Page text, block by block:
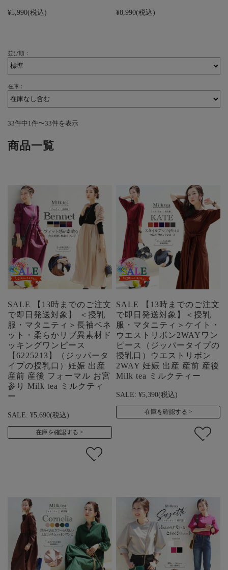
¥5,990(税込) ¥8,990(税込)
並び順：
在庫：
33件中1件〜33件を表示
商品一覧
SALE 【13時までのご注文
で即日発送対象】 ＜授乳
服・マタニティ＞長袖ベネ
ット・柔らかリブ異素材ド
ッキングワンピース
【6225213】（ジッパータ
イプの授乳口）妊娠 出産
産前 産後 フォーマル お宮
参り Milk tea ミルクティ
ー
SALE: ¥5,690(税込)
在庫を確認する
SALE 【13時までのご注文
で即日発送対象】＜授乳
服・マタニティ＞ケイト・
ウエストリボン2WAYワン
ピース（ジッパータイプの
授乳口）ウエストリボン
2WAY 妊娠 出産 産前 産後
Milk tea ミルクティー
SALE: ¥5,390(税込)
在庫を確認する